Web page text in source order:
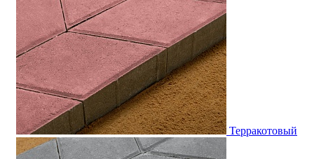
Терракотовый